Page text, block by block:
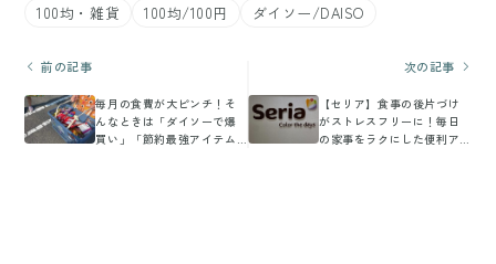
100均・雑貨 100均/100円 ダイソー/DAISO
前の記事
毎月の食費が大ピンチ！そ
んなときは「ダイソーで爆
買い」「節約最強アイテム
次の記事
【セリア】食事の後片づけ
がストレスフリーに！毎日
の家事をラクにした便利ア